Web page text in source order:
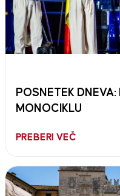
POSNETEK
MONOCIKLU
PREBERI VEČ